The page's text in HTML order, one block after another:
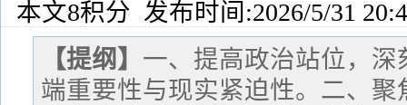
本文8积分 发布时间:2026/5/31
【提纲】 一、提高政治站位，
端重要性与现实紧迫性。二、